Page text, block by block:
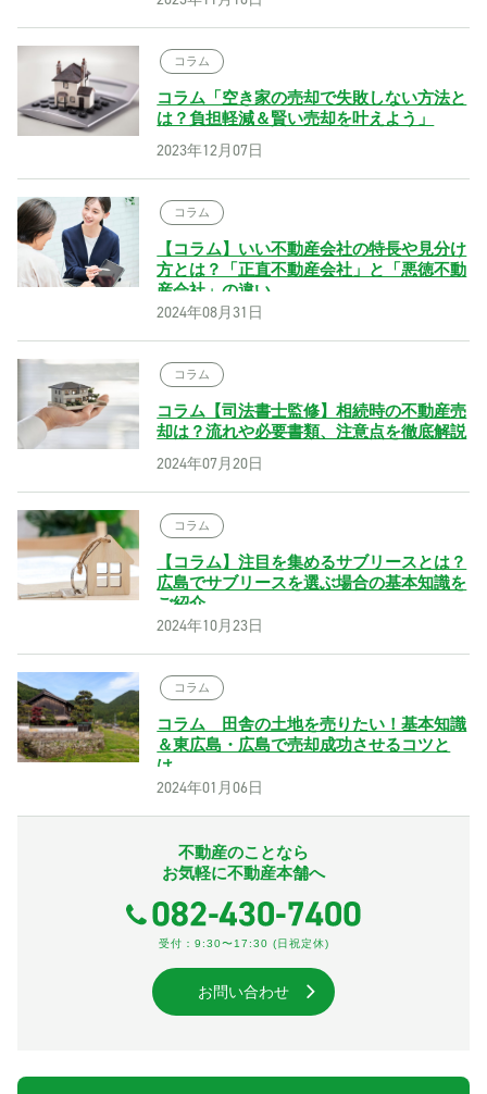
コラム
コラム「空き家の売却で失敗しない方法と
は？負担軽減＆賢い売却を叶えよう」
2023年12月07日
コラム
【コラム】いい不動産会社の特長や見分け
方とは？「正直不動産会社」と「悪徳不動
産会社」の違い
2024年08月31日
コラム
コラム【司法書士監修】相続時の不動産売
却は？流れや必要書類、注意点を徹底解説
2024年07月20日
コラム
【コラム】注目を集めるサブリースとは？
広島でサブリースを選ぶ場合の基本知識を
ご紹介
2024年10月23日
コラム
コラム 田舎の土地を売りたい！基本知識
＆東広島・広島で売却成功させるコツと
は
2024年01月06日
不動産のことなら
お気軽に不動産本舗へ
受付：9:30〜17:30 (日祝定休)
お問い合わせ